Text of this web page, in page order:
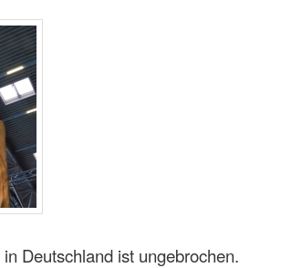
Deutschland ist ungebrochen.